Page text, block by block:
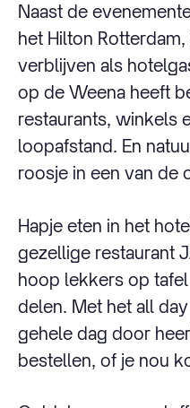
Naast de
het Hilton
verblijven als
op de Weena heeft
restaurants, winkels
loopafstand. En
roosje in een van de
Hapje eten in het
gezellige restaurant
hoop lekkers op
delen. Met het all
gehele dag door
bestellen, of je nou